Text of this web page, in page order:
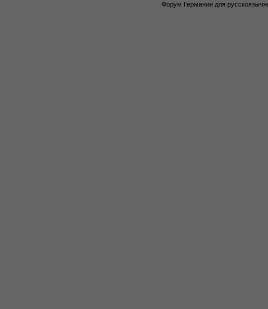
Форум Германии для